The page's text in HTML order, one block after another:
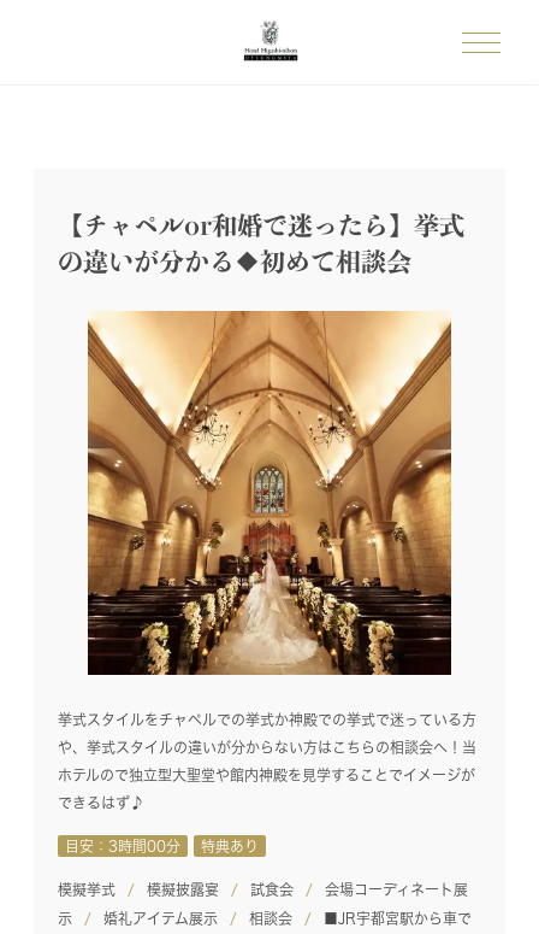
【チャペルor和婚で迷ったら】挙式
の違いが分かる◆初めて相談会
挙式スタイルをチャペルでの挙式か神殿での挙式で迷っている方
や、挙式スタイルの違いが分からない方はこちらの相談会へ！当
ホテルので独立型大聖堂や館内神殿を見学することでイメージが
できるはず♪
目安：3時間00分 特典あり
模擬挙式 模擬披露宴 試食会
会場コーディネート展
示
婚礼アイテム展示 相談会
■JR宇都宮駅から車で